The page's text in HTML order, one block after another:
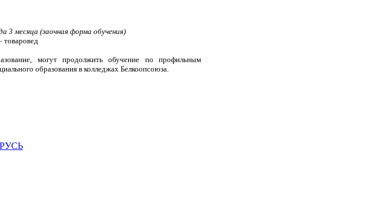
3 месяца (заочная форма обучения)
товаровед
могут продолжить обучение по профильным
образования в колледжах Белкоопсоюза.